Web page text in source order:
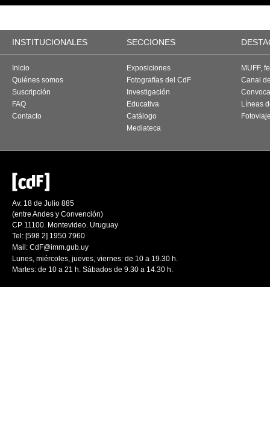
INSTITUCIONALES SECCIONES
Inicio
Quiénes somos
Suscripción
FAQ
Contacto
Exposiciones
Fotografías del CdF
Investigación
Educativa
Catálogo
Mediateca
MUFF,
Canal
Líneas
Av. 18 de Julio 885
(entre Andes y Convención)
CP 11100. Montevideo. Uruguay
Tel: [598 2] 1950 7960
Mail: CdF@imm.gub.uy
Lunes, miércoles, jueves, viernes: de 10 a 19.30 h.
Martes: de 10 a 21 h. Sábados de 9.30 a 14.30 h.